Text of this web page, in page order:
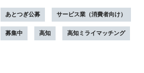
自由で...
あとつぎ公募 サービス業（消費者向け）
募集中 高知 高知ミライマッチング